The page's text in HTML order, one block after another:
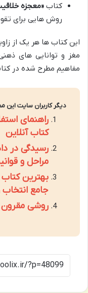
کتاب «معجزه
روش هایی برای
این کتاب ها هر یک از
مغز و توانایی های
مفاهیم مطرح شده در
دیگر کاربران سایت این
راهنمای
کتاب آنلاین
رسیدگی در
مراحل و
بهترین
جامع
روشی مقرون